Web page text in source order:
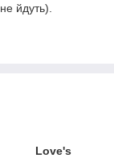
йдуть).
Love's